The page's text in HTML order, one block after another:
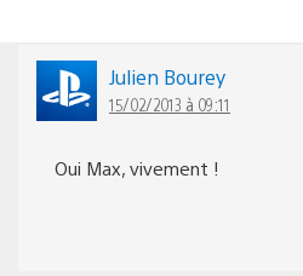
Julien Bourey
15/02/2013 à 09:11
Oui Max, vivement !